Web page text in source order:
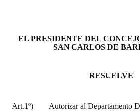
Registros y Distinciones
Audiencias Públicas - Registro
EL PRESIDENTE DEL
SAN CARLOS DE
RESUELVE
Art.1º)
Autorizar al Departamento